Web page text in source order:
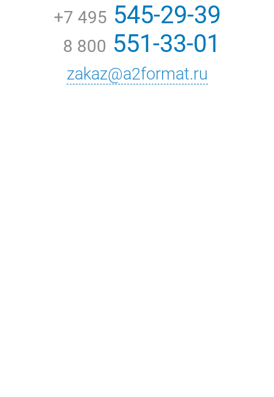
+7 495 545-29-39
8 800 551-33-01
zakaz@a2format.ru